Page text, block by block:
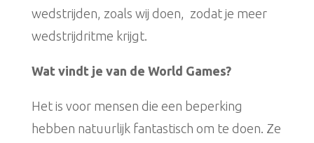
wedstrijden, zoals wij doen, zodat je meer
wedstrijdritme krijgt.
Wat vindt je van de World Games?
Het is voor mensen die een beperking
hebben natuurlijk fantastisch om te doen. Ze